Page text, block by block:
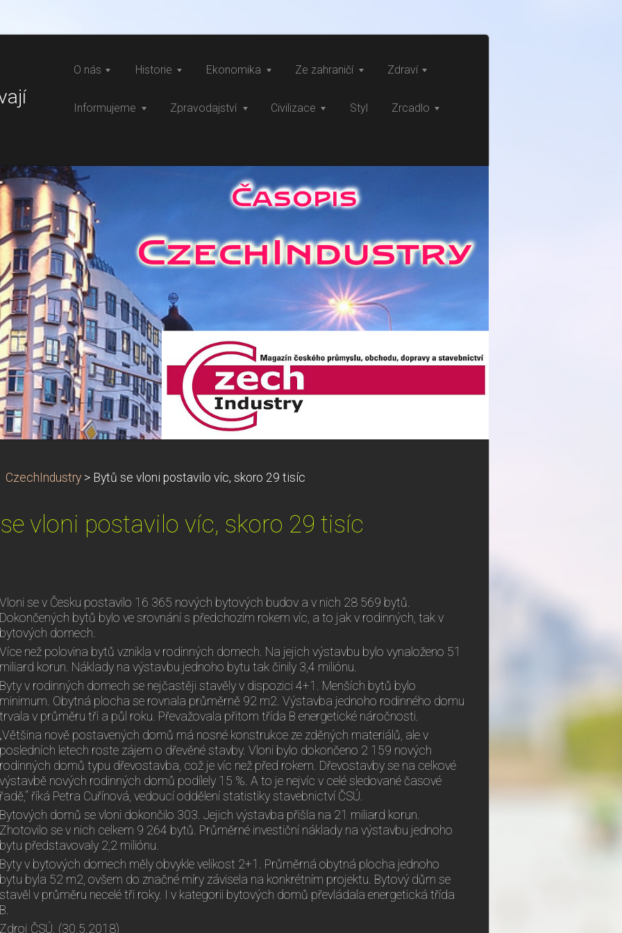
O nás Historie Ekonomika Ze zahraničí Zdraví
Informujeme Zpravodajství Civilizace Styl Zrcadlo
CzechIndustry > Bytů se vloni postavilo víc, skoro 29 tisíc
vloni postavilo víc, skoro 29 tisíc
Vloni se v Česku postavilo 16 365 nových bytových budov a v nich 28 569 bytů.
Dokončených bytů bylo ve srovnání s předchozím rokem víc, a to jak v rodinných, tak v
bytových domech.
Více než polovina bytů vznikla v rodinných domech. Na jejich výstavbu bylo vynaloženo 51
miliard korun. Náklady na výstavbu jednoho bytu tak činily 3,4 miliónu.
Byty v rodinných domech se nejčastěji stavěly v dispozici 4+1. Menších bytů bylo
minimum. Obytná plocha se rovnala průměrně 92 m2. Výstavba jednoho rodinného domu
trvala v průměru tři a půl roku. Převažovala přitom třída B energetické náročnosti.
„Většina nově postavených domů má nosné konstrukce ze zděných materiálů, ale v
posledních letech roste zájem o dřevěné stavby. Vloni bylo dokončeno 2 159 nových
rodinných domů typu dřevostavba, což je víc než před rokem. Dřevostavby se na celkové
výstavbě nových rodinných domů podílely 15 %. A to je nejvíc v celé sledované časové
řadě,“ říká Petra Cuřínová, vedoucí oddělení statistiky stavebnictví ČSÚ.
Bytových domů se vloni dokončilo 303. Jejich výstavba přišla na 21 miliard korun.
Zhotovilo se v nich celkem 9 264 bytů. Průměrné investiční náklady na výstavbu jednoho
bytu představovaly 2,2 miliónu.
Byty v bytových domech měly obvykle velikost 2+1. Průměrná obytná plocha jednoho
bytu byla 52 m2, ovšem do značné míry závisela na konkrétním projektu. Bytový dům se
stavěl v průměru necelé tři roky. I v kategorii bytových domů převládala energetická třída
B.
Zdroj ČSÚ. (30.5.2018)